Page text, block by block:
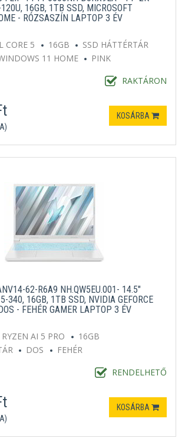
16GB, 1TB SSD, MICROSOFT
- RÓZSASZÍN LAPTOP 3 ÉV
CORE 5 16GB
SSD HÁTTÉRTÁR
11 HOME
PINK
RAKTÁRON
KOSÁRBA
62-R6A9 NH.QW5EU.001- 14.5"
340, 16GB, 1TB SSD, NVIDIA GEFORCE
- FEHÉR GAMER LAPTOP 3 ÉV
AI 5 PRO
16GB
DOS FEHÉR
RENDELHETŐ
KOSÁRBA